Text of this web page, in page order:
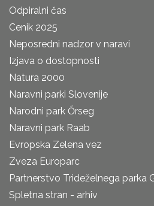
Odpiralni čas
Cenik 2025
Neposredni nadzor v naravi
Izjava o dostopnosti
Natura 2000
Naravni parki Slovenije
Narodni park Őrseg
Naravni park Raab
Evropska Zelena vez
Zveza Europarc
Partnerstvo Trideželnega parka
Spletna stran - arhiv